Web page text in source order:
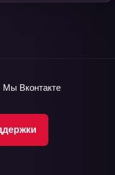
Мы Вконтакте